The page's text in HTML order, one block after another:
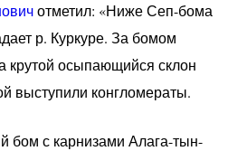
отметил: «Ниже Сеп-бома
р. Куркуре. За бомом
крутой осыпающийся склон
выступили конгломераты.
бом с карнизами Алага-тын-